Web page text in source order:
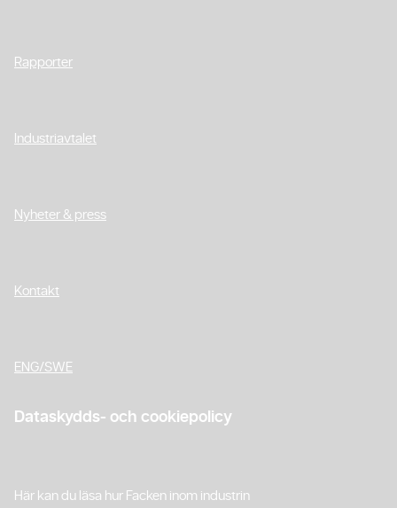
Rapporter
Industriavtalet
Nyheter & press
Kontakt
ENG/SWE
Dataskydds- och cookiepolicy
Här kan du läsa hur Facken inom industrin